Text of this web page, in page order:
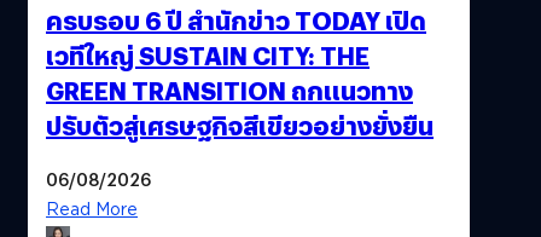
ครบรอบ 6 ปี สำนักข่าว TODAY เปิด
เวทีใหญ่ SUSTAIN CITY: THE
GREEN TRANSITION ถกแนวทาง
ปรับตัวสู่เศรษฐกิจสีเขียวอย่างยั่งยืน
06/08/2026
Read More